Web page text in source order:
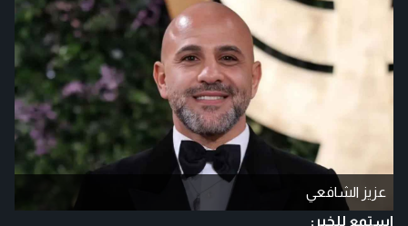
عزيز الشافعي
استمع للخبر: